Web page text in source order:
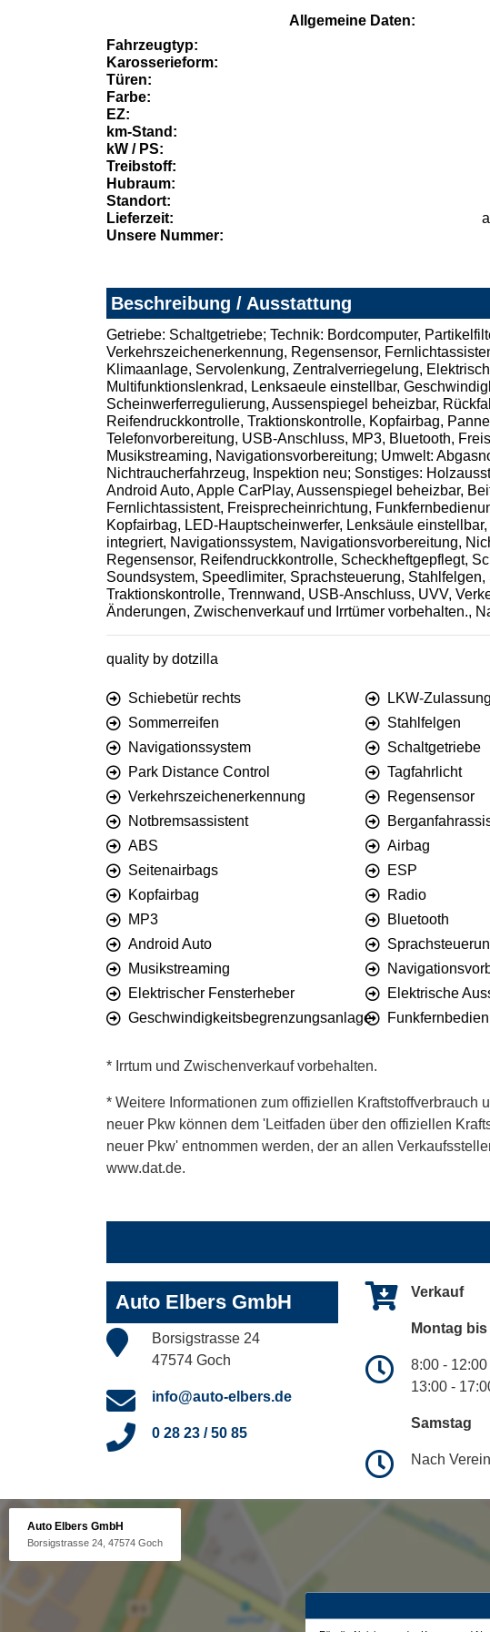
Allgemeine Daten:
Fahrzeugtyp:
Karosserieform:
Türen:
Farbe:
EZ:
km-Stand:
kW / PS:
Treibstoff:
Hubraum:
Standort:
Lieferzeit:
Unsere Nummer:
Beschreibung / Ausstattung
Getriebe: Schaltgetriebe; Technik: Bordcomputer,
Verkehrszeichenerkennung, Regensensor,
Klimaanlage, Servolenkung, Zentralverriegelung,
Multifunktionslenkrad, Lenksaeule einstellbar,
Scheinwerferregulierung, Aussenspiegel beheizbar,
Reifendruckkontrolle, Traktionskontrolle, Kopfairbag,
Telefonvorbereitung, USB-Anschluss, MP3, Bluetooth,
Musikstreaming, Navigationsvorbereitung; Umwelt:
Nichtraucherfahrzeug, Inspektion neu; Sonstiges:
Android Auto, Apple CarPlay, Aussenspiegel beheizbar,
Fernlichtassistent, Freisprecheinrichtung,
Kopfairbag, LED-Hauptscheinwerfer, Lenksäule
integriert, Navigationssystem, Navigationsvorbereitung,
Regensensor, Reifendruckkontrolle, Scheckheftgepflegt,
Soundsystem, Speedlimiter, Sprachsteuerung,
Traktionskontrolle, Trennwand, USB-Anschluss, UVV,
Änderungen, Zwischenverkauf und Irrtümer vorbehalten.,
quality by dotzilla
Schiebetür rechts LKW-Zulassung
Sommerreifen
Stahlfelgen
Navigationssystem
Schaltgetriebe
Park Distance Control
Tagfahrlicht
Verkehrszeichenerkennung
Regensensor
Notbremsassistent
ABS
Airbag
Seitenairbags
ESP
Kopfairbag
Radio
MP3
Bluetooth
Android Auto
Musikstreaming
Elektrischer Fensterheber
Elektrische
Geschwindigkeitsbegrenzungsanlage
* Irrtum und Zwischenverkauf vorbehalten.
* Weitere Informationen zum offiziellen Kraftstoffverbrauch
neuer Pkw können dem 'Leitfaden über den offiziellen
neuer Pkw' entnommen werden, der an allen
www.dat.de.
Auto Elbers GmbH
Borsigstrasse 24
47574 Goch
info@auto-elbers.de
0 28 23 / 50 85
Verkauf
Montag
8:00 -
13:00 -
Samstag
Nach
Auto Elbers GmbH
Borsigstrasse 24, 47574 Goch